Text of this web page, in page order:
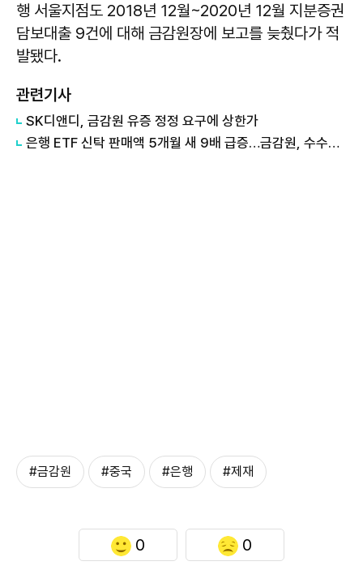
행 서울지점도 2018년 12월~2020년 12월 지분증권
담보대출 9건에 대해 금감원장에 보고를 늦췄다가 적
발됐다.
관련기사
SK디앤디, 금감원 유증 정정 요구에 상한가
은행 ETF 신탁 판매액 5개월 새 9배 급증…금감원, 수수료 체계 손본다
#금감원 #중국 #은행 #제재
0 0